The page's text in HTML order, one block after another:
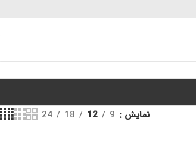
نمایش 9
12
18
24